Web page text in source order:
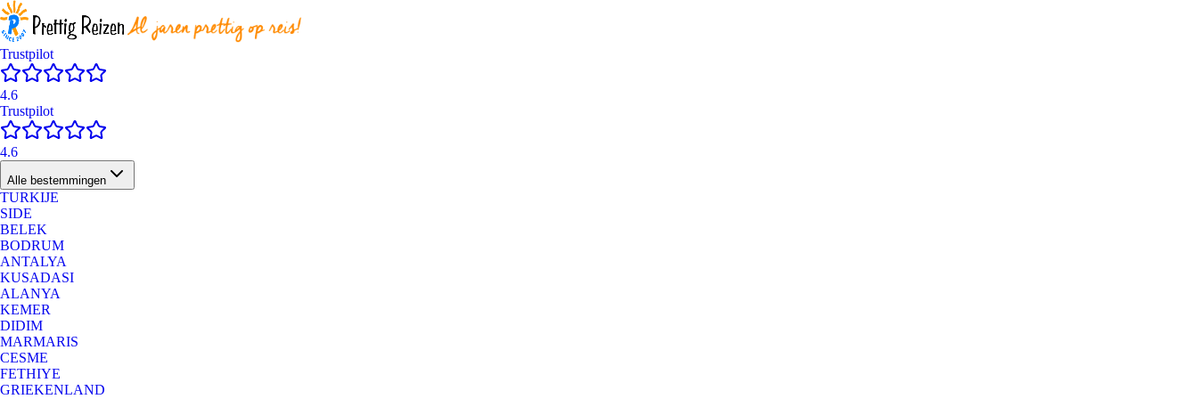
Trustpilot
4.6
Trustpilot
4.6
Alle bestemmingen
TURKIJE
SIDE
BELEK
BODRUM
ANTALYA
KUSADASI
ALANYA
KEMER
DIDIM
MARMARIS
CESME
FETHIYE
GRIEKENLAND